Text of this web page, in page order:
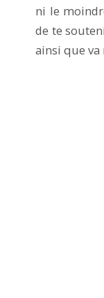
ni le
de te
ainsi que